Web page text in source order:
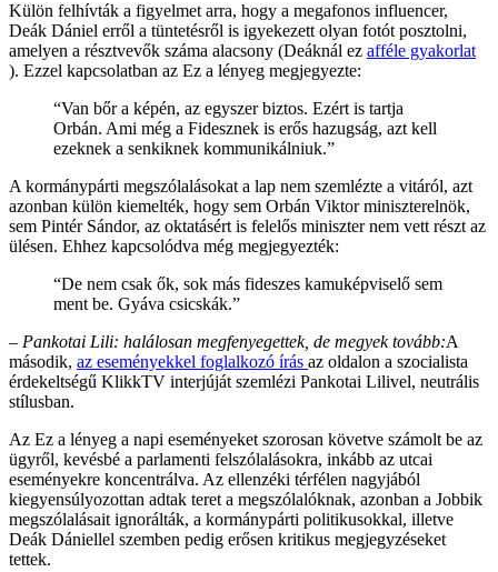
Külön felhívták a figyelmet arra, hogy a megafonos influencer,
Deák Dániel erről a tüntetésről is igyekezett olyan fotót posztolni,
amelyen a résztvevők száma alacsony (Deáknál ez afféle gyakorlat
). Ezzel kapcsolatban az Ez a lényeg megjegyezte:
“Van bőr a képén, az egyszer biztos. Ezért is tartja
Orbán. Ami még a Fidesznek is erős hazugság, azt kell
ezeknek a senkiknek kommunikálniuk.”
A kormánypárti megszólalásokat a lap nem szemlézte a vitáról, azt
azonban külön kiemelték, hogy sem Orbán Viktor miniszterelnök,
sem Pintér Sándor, az oktatásért is felelős miniszter nem vett részt az
ülésen. Ehhez kapcsolódva még megjegyezték:
“De nem csak ők, sok más fideszes kamuképviselő sem
ment be. Gyáva csicskák.”
– Pankotai Lili: halálosan megfenyegettek, de megyek tovább:A
második, az eseményekkel foglalkozó írás az oldalon a szocialista
érdekeltségű KlikkTV interjúját szemlézi Pankotai Lilivel, neutrális
stílusban.
Az Ez a lényeg a napi eseményeket szorosan követve számolt be az
ügyről, kevésbé a parlamenti felszólalásokra, inkább az utcai
eseményekre koncentrálva. Az ellenzéki térfélen nagyjából
kiegyensúlyozottan adtak teret a megszólalóknak, azonban a Jobbik
megszólalásait ignorálták, a kormánypárti politikusokkal, illetve
Deák Dániellel szemben pedig erősen kritikus megjegyzéseket
tettek.